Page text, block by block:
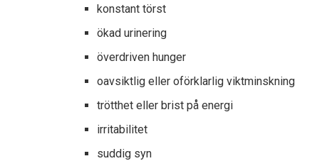
konstant törst
ökad urinering
överdriven hunger
oavsiktlig eller oförklarlig viktminskning
trötthet eller brist på energi
irritabilitet
suddig syn